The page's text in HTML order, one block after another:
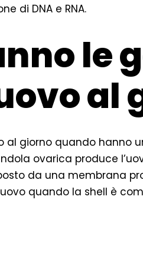
di DNA e RNA.
le
al
al giorno quando hanno
ovarica produce
da una membrana
quando la shell è